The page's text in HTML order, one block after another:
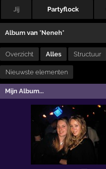
Jij Partyflock
Album van*Neneh*
Overzicht Alles Structuur
Nieuwste elementen
Mijn Album...